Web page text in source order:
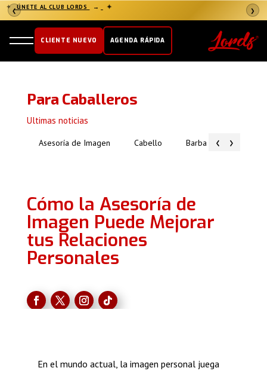
❮ ❯
✦ ÚNETE AL CLUB LORDS → ✦
CLIENTE NUEVO AGENDA RÁPIDA
Para Caballeros
Ultimas noticias
‹
Asesoría de Imagen Cabello Barba Piel
›
Cómo la Asesoría de
Imagen Puede Mejorar
tus Relaciones
Personales
En el mundo actual, la imagen personal juega